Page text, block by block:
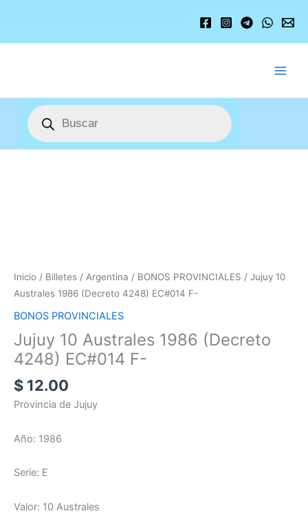
contenido
Búsqueda
de
productos
Inicio / Billetes / Argentina / BONOS PROVINCIALES / Jujuy 10
Australes 1986 (Decreto 4248) EC#014 F-
BONOS PROVINCIALES
Jujuy 10 Australes 1986 (Decreto
4248) EC#014 F-
$ 12.00
Provincia de Jujuy
Año: 1986
Serie: E
Valor: 10 Australes
F-
cantidad